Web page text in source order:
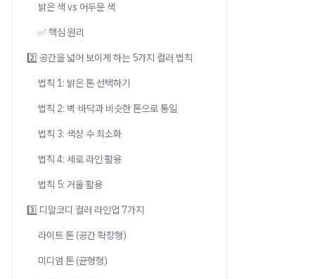
밝은 색 vs 어두운 색
✅ 핵심 원리
2️⃣ 공간을 넓어 보이게 하는 5가지 컬러 법칙
법칙 1: 밝은 톤 선택하기
법칙 2: 벽·바닥과 비슷한 톤으로 통일
법칙 3: 색상 수 최소화
법칙 4: 세로 라인 활용
법칙 5: 거울 활용
3️⃣ 디알코디 컬러 라인업 7가지
라이트 톤 (공간 확장형)
미디엄 톤 (균형형)